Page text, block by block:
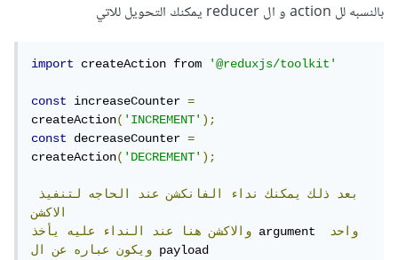
بالنسبه لل action و ال reducer يمكنك التحويل للاتي
import createAction from '@reduxjs/toolkit'
const increaseCounter =
createAction('INCREMENT');
const
decreaseCounter =
createAction('DECREMENT');
بعد ذلك يمكنك نداء الفانكشن عند الحاجه
لتنفيذ
الاكشن
والاكشن
هنا عند النداء عليه يأخذ argument
واحد
ويكون
عباره عن ال payload